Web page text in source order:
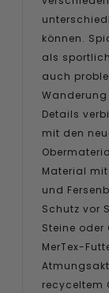
können.
als
auch
Wanderung
Details
mit den
Material
und
Schutz vor
Steine oder
MerTex-
recyceltem